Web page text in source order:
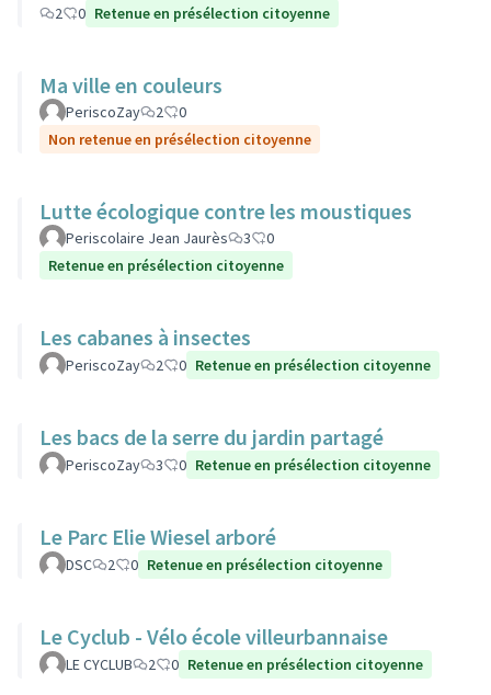
2
0 Retenue en présélection citoyenne
Ma ville en couleurs
PeriscoZay 2
0
Non retenue en présélection citoyenne
Lutte écologique contre les moustiques
Periscolaire Jean Jaurès 3
0
Retenue en présélection citoyenne
Les cabanes à insectes
PeriscoZay 2 0 Retenue en présélection citoyenne
Les bacs de la serre du jardin partagé
PeriscoZay 3 0 Retenue en présélection citoyenne
Le Parc Elie Wiesel arboré
DSC 2 0 Retenue en présélection citoyenne
Le Cyclub - Vélo école villeurbannaise
LE CYCLUB 2 0 Retenue en présélection citoyenne